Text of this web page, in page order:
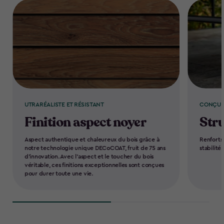
UTRARÉALISTE ET RÉSISTANT
Finition aspect noyer
Aspect authentique et chaleureux du bois grâce à
notre technologie unique DECoCOAT, fruit de 75 ans
d'innovation. Avec l'aspect et le toucher du bois
véritable, ces finitions exceptionnelles sont conçues
pour durer toute une vie.
CONÇU
stabilité.